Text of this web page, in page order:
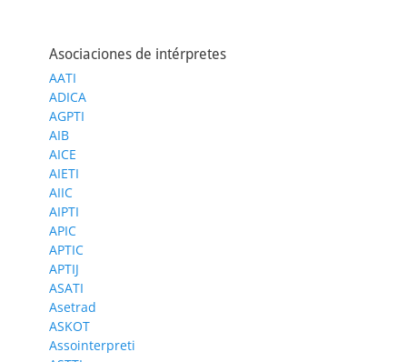
Asociaciones de intérpretes
AATI
ADICA
AGPTI
AIB
AICE
AIETI
AIIC
AIPTI
APIC
APTIC
APTIJ
ASATI
Asetrad
ASKOT
Assointerpreti